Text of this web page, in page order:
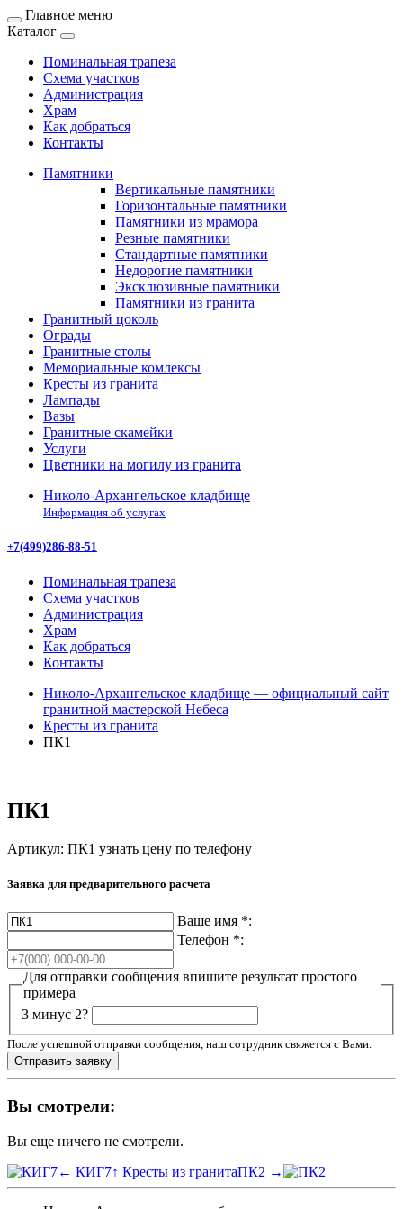
Главное меню
Каталог
Поминальная трапеза
Схема участков
Администрация
Храм
Как добраться
Контакты
Памятники
Вертикальные памятники
Горизонтальные памятники
Памятники из мрамора
Резные памятники
Стандартные памятники
Недорогие памятники
Эксклюзивные памятники
Памятники из гранита
Гранитный цоколь
Ограды
Гранитные столы
Мемориальные комлексы
Кресты из гранита
Лампады
Вазы
Гранитные скамейки
Услуги
Цветники на могилу из гранита
Николо-Архангельское кладбище
Информация об услугах
+7(499)286-88-51
Поминальная трапеза
Схема участков
Администрация
Храм
Как добраться
Контакты
Николо-Архангельское кладбище — официальный сайт
гранитной мастерской Небеса
Кресты из гранита
ПК1
ПК1
Артикул: ПК1 узнать цену по телефону
Заявка для предварительного расчета
Ваше имя *:
Телефон *:
Для отправки сообщения впишите результат простого
примера
3 минус 2?
После успешной отправки сообщения, наш сотрудник свяжется с Вами.
Вы смотрели:
Вы еще ничего не смотрели.
← КИГ7↑ Кресты из гранитаПК2 →